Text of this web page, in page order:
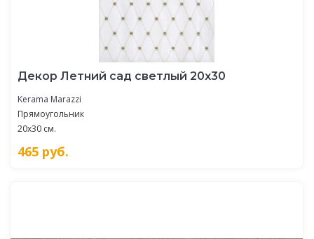
Декор Летний сад светлый 20x30
Kerama Marazzi
Прямоугольник
20x30 см.
465 руб.